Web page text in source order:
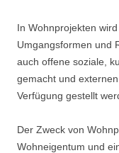
In Wohnprojekten
Umgangsformen und
auch offene soziale,
gemacht und
Verfügung gestellt
Der Zweck von
Wohneigentum und